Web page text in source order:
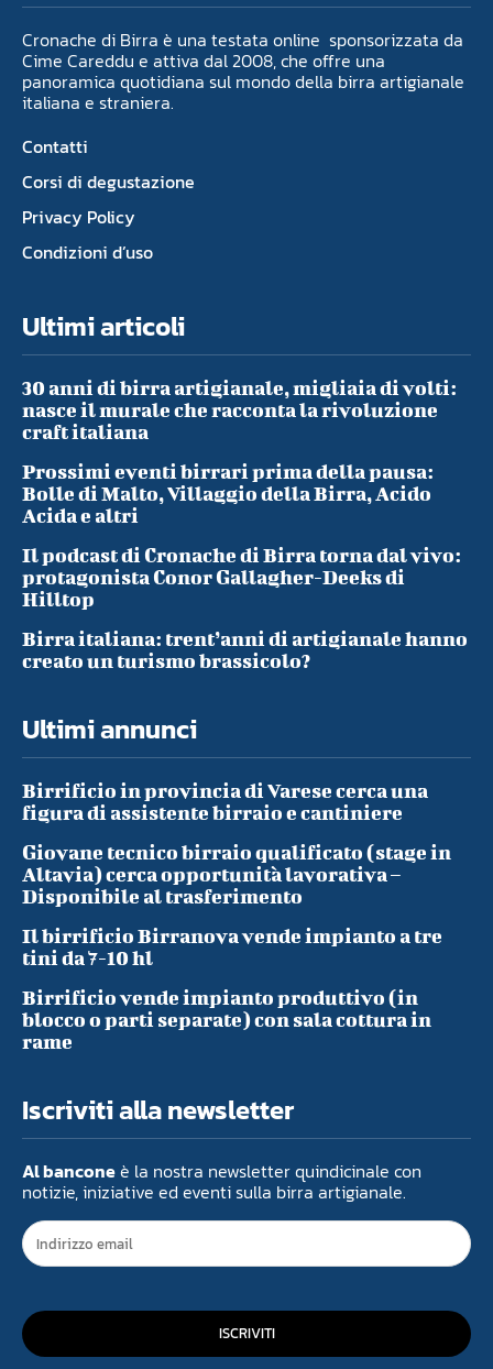
Cronache di Birra è una testata online sponsorizzata da
Cime Careddu e attiva dal 2008, che offre una
panoramica quotidiana sul mondo della birra artigianale
italiana e straniera.
Contatti
Corsi di degustazione
Privacy Policy
Condizioni d’uso
Ultimi articoli
30 anni di birra artigianale, migliaia di volti:
nasce il murale che racconta la rivoluzione
craft italiana
Prossimi eventi birrari prima della pausa:
Bolle di Malto, Villaggio della Birra, Acido
Acida e altri
Il podcast di Cronache di Birra torna dal vivo:
protagonista Conor Gallagher-Deeks di
Hilltop
Birra italiana: trent’anni di artigianale hanno
creato un turismo brassicolo?
Ultimi annunci
Birrificio in provincia di Varese cerca una
figura di assistente birraio e cantiniere
Giovane tecnico birraio qualificato (stage in
Altavia) cerca opportunità lavorativa –
Disponibile al trasferimento
Il birrificio Birranova vende impianto a tre
tini da 7-10 hl
Birrificio vende impianto produttivo (in
blocco o parti separate) con sala cottura in
rame
Iscriviti alla newsletter
Al banconeè la nostra newsletter quindicinale con
notizie, iniziative ed eventi sulla birra artigianale.
ISCRIVITI